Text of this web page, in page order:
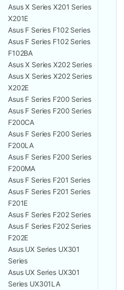
Asus X Series X201 Series
X201E
Asus F Series F102 Series
Asus F Series F102 Series
F102BA
Asus X Series X202 Series
Asus X Series X202 Series
X202E
Asus F Series F200 Series
Asus F Series F200 Series
F200CA
Asus F Series F200 Series
F200LA
Asus F Series F200 Series
F200MA
Asus F Series F201 Series
Asus F Series F201 Series
F201E
Asus F Series F202 Series
Asus F Series F202 Series
F202E
Asus UX Series UX301
Series
Asus UX Series UX301
Series UX301LA